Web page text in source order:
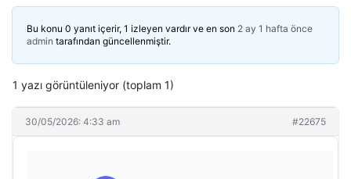
Bu konu 0 yanıt içerir, 1 izleyen vardır ve en son 2 ay 1 hafta önce
admin tarafından güncellenmiştir.
1 yazı görüntüleniyor (toplam 1)
30/05/2026: 4:33 am #22675